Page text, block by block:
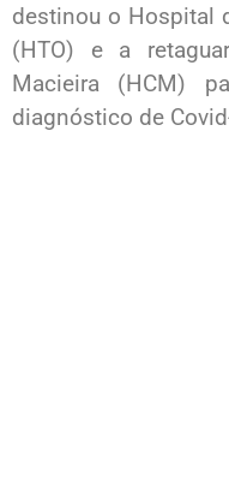
destinou o Hospital
(HTO) e a
Macieira (HCM)
diagnóstico de